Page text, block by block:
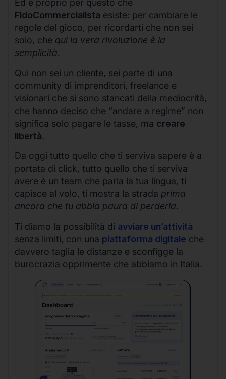
Ed è proprio per questo che
FidoCommercialista esiste: per cambiare le
regole del gioco, per ricordarti che non sei
solo, che qui la vera rivoluzione è la
semplicità.
Qui non sei un cliente, sei parte di una
community di imprenditori, freelance e
visionari che si sono stancati della mediocrità,
che hanno deciso che “andare a regime” non
significa solo pagare le tasse, ma creare
libertà.
Da oggi tutto quello che ti serviva sapere è a
portata di click, tutto quello che ti serviva
avere è un team che parla la tua lingua, ti
capisce al volo, ti mostra la strada prima
ancora che tu abbia paura di perderla.
Ti diamo la possibilità di avviare un’attività
senza limiti, con una piattaforma digitale che
davvero taglia le distanze e sconfigge la
burocrazia opprimente che abbiamo in Italia.